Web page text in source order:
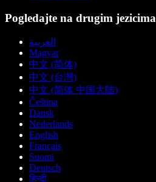
Pogledajte na drugim jezicima
العربية
Magyar
中文 (简体)
中文 (台灣)
中文 (简体 中国大陆)
Čeština
Dansk
Nederlands
English
Français
Suomi
Deutsch
हिन्दी